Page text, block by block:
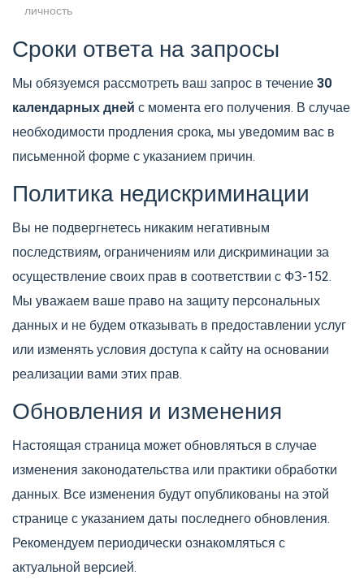
личность
Сроки ответа на запросы
Мы обязуемся рассмотреть ваш запрос в течение30
календарных дней с момента его получения. В случае
необходимости продления срока, мы уведомим вас в
письменной форме с указанием причин.
Политика недискриминации
Вы не подвергнетесь никаким негативным
последствиям, ограничениям или дискриминации за
осуществление своих прав в соответствии с ФЗ-152.
Мы уважаем ваше право на защиту персональных
данных и не будем отказывать в предоставлении услуг
или изменять условия доступа к сайту на основании
реализации вами этих прав.
Обновления и изменения
Настоящая страница может обновляться в случае
изменения законодательства или практики обработки
данных. Все изменения будут опубликованы на этой
странице с указанием даты последнего обновления.
Рекомендуем периодически ознакомляться с
актуальной версией.